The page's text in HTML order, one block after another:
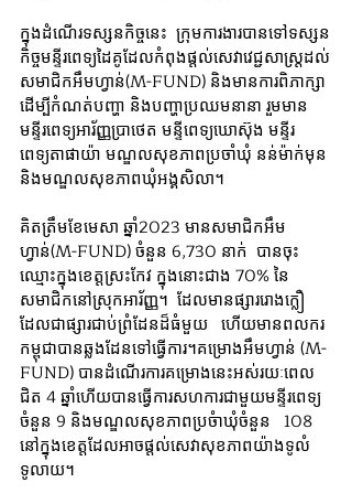
ក្នុងដំណើរទស្សនកិច្ចនេះ  ក្រុមការងារបានទៅទស្សន
កិច្ចមន្ទីរពេទ្យដៃគូដែលកំពុងផ្តល់សេវាវេជ្ជសាស្រ្តដល់
សមាជិកអឹមហ្វាន់(M-FUND) និងមានការពិភាក្សា
ដើម្បីកំណត់បញ្ហា និងបញ្ហាប្រឈមនានា រួមមាន
មន្ទីរពេទ្យអារ័ញ្ញប្រាថេត មន្ទីពេទ្យឃោស៊ុង មន្ទីរ
ពេទ្យតាផាយ៉ា មណ្ឌលសុខភាពប្រចាំឃុំ នន់ម៉ាក់មុន
និងមណ្ឌលសុខភាពឃុំអង្គសិលា។
គិតត្រឹមខែមេសា ឆ្នាំ2023 មានសមាជិកអឹម
ហ្វាន់(M-FUND) ចំនួន 6,730 នាក់  បានចុះ
ឈ្មោះក្នុងខេត្តស្រះកែវ ក្នុងនោះជាង 70% នៃ
សមាជិកនៅស្រុកអារ័ញ្ញ។  ដែលមានផ្សាររោងក្លឿ
ដែលជាផ្សារជាប់ព្រំដែនដ៏ធំមួយ   ហើយមានពលករ
កម្ពុជាបានឆ្លងដែនទៅធ្វើការ។គម្រោងអឹមហ្វាន់ (M-
FUND) បានដំណើរការគម្រោងនេះអស់រយៈពេល
ជិត 4 ឆ្នាំហើយបានធ្វើការសហការជាមួយមន្ទីរពេទ្យ
ចំនួន 9 និងមណ្ឌលសុខភាពប្រចំាឃុំចំនួន   108
នៅក្នុងខេត្តដែលអាចផ្តល់សេវាសុខភាពយ៉ាងទូលំ
ទូលាយ។